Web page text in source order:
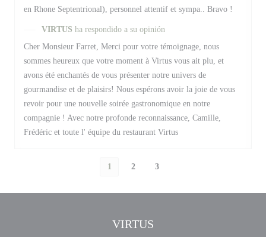
en Rhone Septentrional), personnel attentif et sympa.. Bravo !
VIRTUS ha respondido a su opinión
Cher Monsieur Farret, Merci pour votre témoignage, nous
sommes heureux que votre moment à Virtus vous ait plu, et
avons été enchantés de vous présenter notre univers de
gourmandise et de plaisirs! Nous espérons avoir la joie de vous
revoir pour une nouvelle soirée gastronomique en notre
compagnie ! Avec notre profonde reconnaissance, Camille,
Frédéric et toute l' équipe du restaurant Virtus
1 2 3
VIRTUS